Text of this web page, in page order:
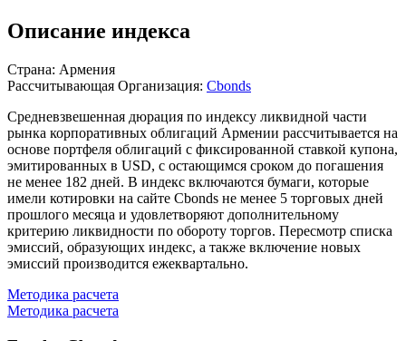
Описание индекса
Страна: Армения
Рассчитывающая Организация: Cbonds
Средневзвешенная дюрация по индексу ликвидной части
рынка корпоративных облигаций Армении рассчитывается на
основе портфеля облигаций с фиксированной ставкой купона,
эмитированных в USD, с остающимся сроком до погашения
не менее 182 дней. В индекс включаются бумаги, которые
имели котировки на сайте Cbonds не менее 5 торговых дней
прошлого месяца и удовлетворяют дополнительному
критерию ликвидности по обороту торгов. Пересмотр списка
эмиссий, образующих индекс, а также включение новых